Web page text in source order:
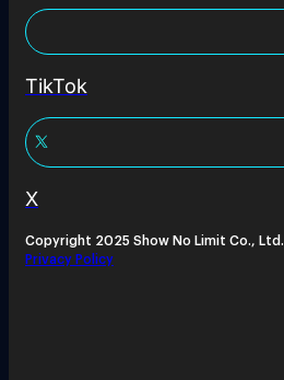
TikTok
X
Copyright 2025 Show No Limit Co., Ltd.
Privacy Policy